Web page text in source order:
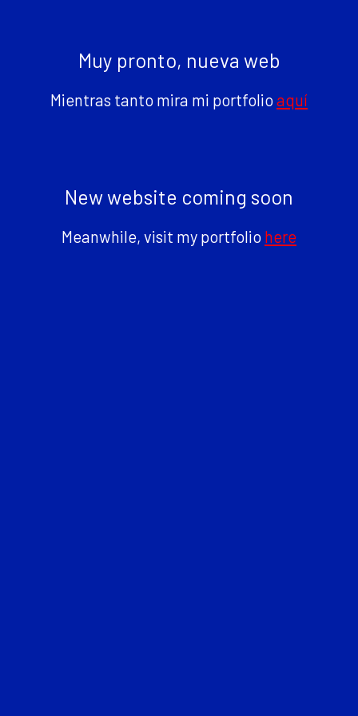
Muy pronto, nueva web
Mientras tanto mira mi portfolioaquí
New website coming soon
Meanwhile, visit my portfolio here